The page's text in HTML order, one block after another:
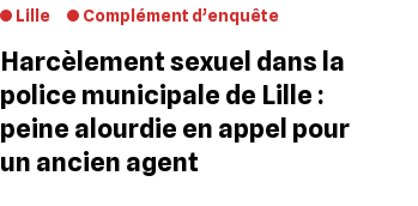
Lille Complément d’enquête
Harcèlement sexuel dans la
police municipale de Lille :
peine alourdie en appel pour
un ancien agent